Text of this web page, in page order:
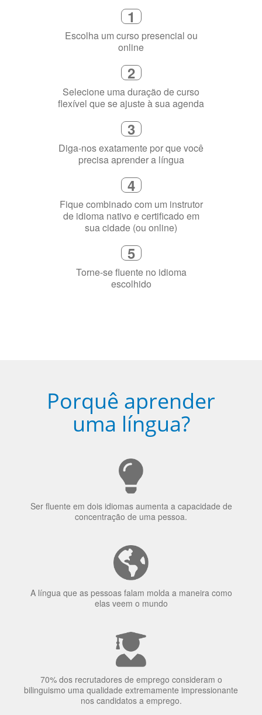
Escolha um curso presencial ou
online
2
Selecione uma duração de curso
flexível que se ajuste à sua agenda
3
Diga-nos exatamente por que você
precisa aprender a língua
4
Fique combinado com um instrutor
de idioma nativo e certificado em
sua cidade (ou online)
5
Torne-se fluente no idioma
escolhido
uma língua?
Ser fluente em dois idiomas aumenta a capacidade de
concentração de uma pessoa.
A língua que as pessoas falam molda a maneira como
elas veem o mundo
70% dos recrutadores de emprego consideram o
bilinguismo uma qualidade extremamente impressionante